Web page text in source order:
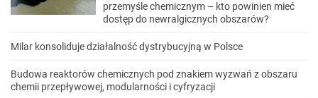
przemyśle chemicznym – kto powinien mieć
dostęp do newralgicznych obszarów?
Milar konsoliduje działalność dystrybucyjną w Polsce
Budowa reaktorów chemicznych pod znakiem wyzwań z obszaru
chemii przepływowej, modularności i cyfryzacji